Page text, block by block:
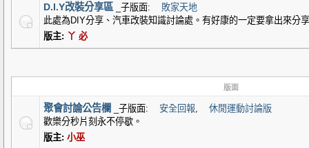
D.I.Y改裝分享區 _子版面:
敗家天地
此處為DIY分享、汽車改裝知識討論處。有好康的一定要拿出來分
版主: 丫 必
版面
聚會討論公告欄 _子版面: 安全回報,
休閒運動討論版
歡樂分秒片刻永不停歇。
版主: 小巫